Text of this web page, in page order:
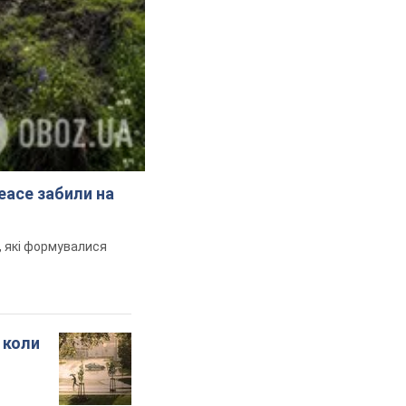
забили на
які формувалися